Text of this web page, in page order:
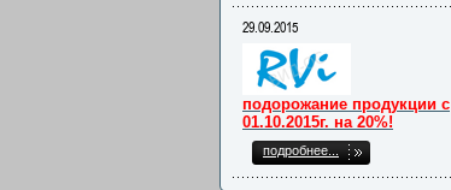
29.09.2015
подорожание продукции с
01.10.2015г. на 20%!
подробнее...